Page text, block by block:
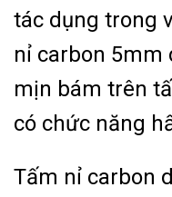
tác dụng trong
nỉ carbon 5mm
mịn bám trên
có chức năng
Tấm nỉ carbon